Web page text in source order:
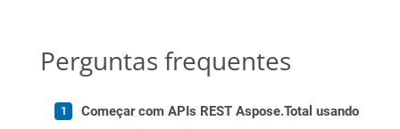
Perguntas frequentes
Começar com APIs REST Aspose.Total usando